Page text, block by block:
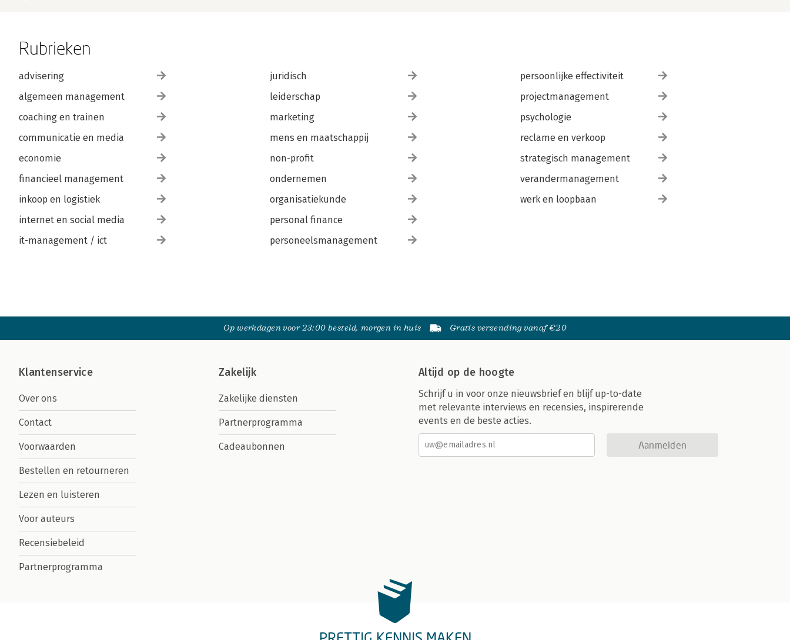
Rubrieken
advisering
algemeen management
coaching en trainen
communicatie en media
economie
financieel management
inkoop en logistiek
internet en social media
it-management / ict
juridisch
leiderschap
marketing
mens en maatschappij
non-profit
ondernemen
organisatiekunde
personal finance
personeelsmanagement
persoonlijke effectiviteit
projectmanagement
psychologie
reclame en verkoop
strategisch management
verandermanagement
werk en loopbaan
Op werkdagen voor 23:00 besteld, morgen in huis Gratis verzending vanaf €20
Klantenservice
Over ons
Contact
Voorwaarden
Bestellen en retourneren
Lezen en luisteren
Voor auteurs
Recensiebeleid
Partnerprogramma
Zakelijk
Zakelijke diensten
Partnerprogramma
Cadeaubonnen
Altijd op de hoogte
Schrijf u in voor onze nieuwsbrief en blijf up-to-date
met relevante interviews en recensies, inspirerende
events en de beste acties.
Aanmelden